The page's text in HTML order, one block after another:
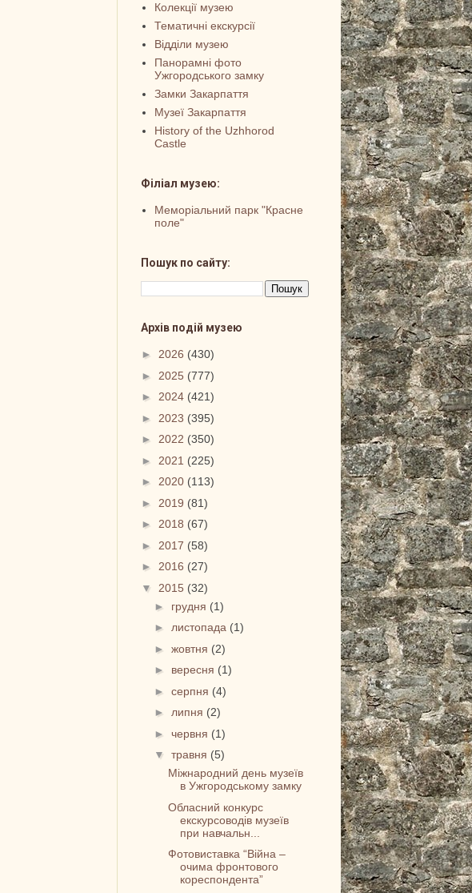
Колекції музею
Тематичні екскурсії
Відділи музею
Панорамні фото
Ужгородського замку
Замки Закарпаття
Музеї Закарпаття
History of the Uzhhorod
Castle
Філіал музею:
Меморіальний парк "Красне
поле"
Пошук по сайту:
Архів подій музею
► 2026 (430)
► 2025 (777)
► 2024 (421)
► 2023 (395)
► 2022 (350)
► 2021 (225)
► 2020 (113)
► 2019 (81)
► 2018 (67)
► 2017 (58)
► 2016 (27)
▼ 2015 (32)
► грудня (1)
►листопада (1)
►жовтня (2)
► вересня (1)
►серпня (4)
►липня (2)
►червня (1)
▼травня (5)
Міжнародний день музеїв
в Ужгородському замку
Обласний конкурс
екскурсоводів музеїв
при навчальн...
Фотовиставка “Війна –
очима фронтового
кореспондента”